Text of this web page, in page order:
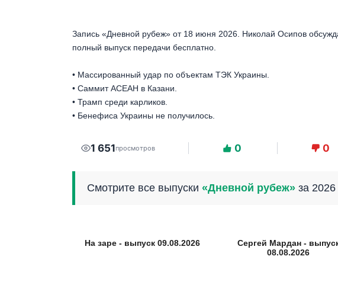
Запись «Дневной рубеж» от 18 июня 2026. Николай Осипов
полный выпуск передачи бесплатно.
• Массированный удар по объектам ТЭК Украины.
• Саммит АСЕАН в Казани.
• Трамп среди карликов.
• Бенефиса Украины не получилось.
1 651просмотров 0 0
Смотрите все выпуски «Дневной рубеж» за 2026
На заре - выпуск 09.08.2026
Сергей Мардан -
08.08.2026